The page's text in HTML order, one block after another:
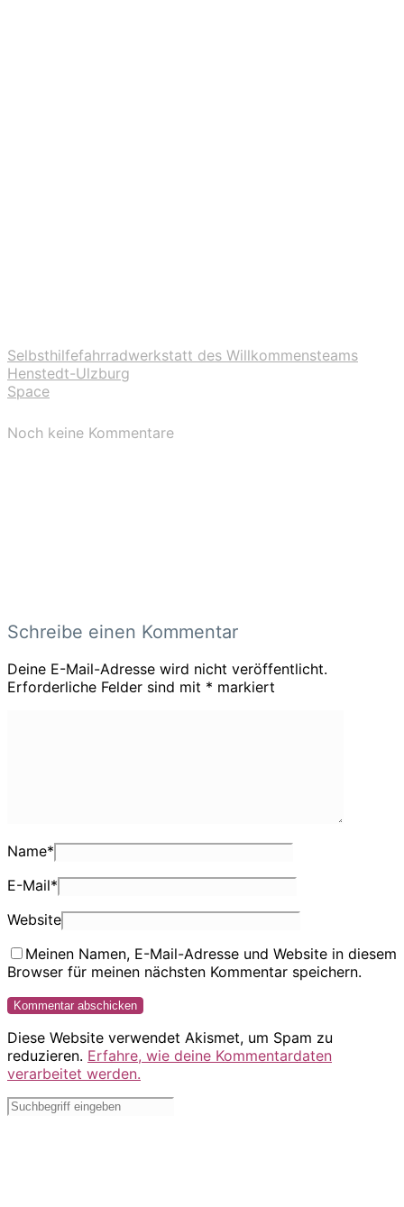
Selbsthilfefahrradwerkstatt des Willkommensteams
Henstedt-Ulzburg
Space
Noch keine Kommentare
Schreibe einen Kommentar
Deine E-Mail-Adresse wird nicht veröffentlicht.
Erforderliche Felder sind mit * markiert
Name*
E-Mail*
Website
Meinen Namen, E-Mail-Adresse und Website in diesem
Browser für meinen nächsten Kommentar speichern.
Diese Website verwendet Akismet, um Spam zu
reduzieren. Erfahre, wie deine Kommentardaten
verarbeitet werden.